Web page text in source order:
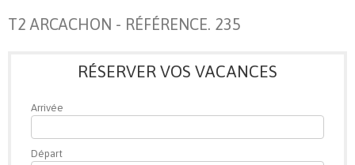
T2 ARCACHON - RÉFÉRENCE. 235
RÉSERVER VOS VACANCES
Arrivée
Départ